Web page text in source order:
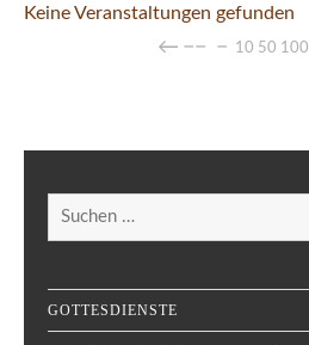
Keine Veranstaltungen gefunden
← −− − 10 50 100
Suchen
GOTTESDIENSTE